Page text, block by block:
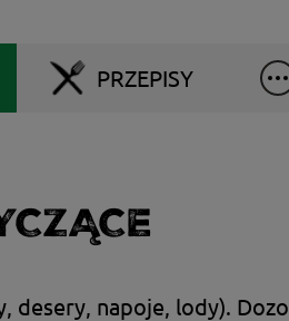
PRZEPISY
desery, napoje, lody).